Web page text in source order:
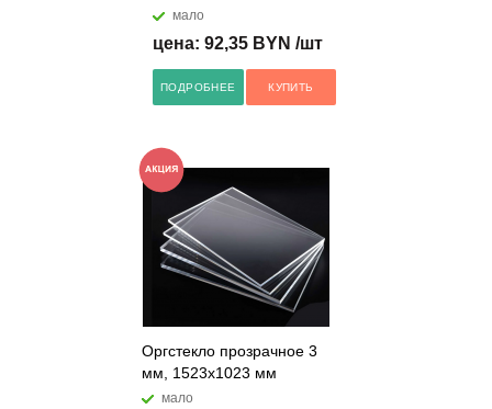
мало
цена: 92,35 BYN /шт
ПОДРОБНЕЕ КУПИТЬ
Оргстекло прозрачное 3
мм, 1523х1023 мм
мало